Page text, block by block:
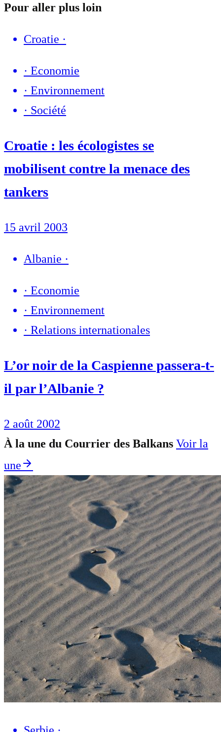
Pour aller plus loin
Croatie ·
· Economie
· Environnement
· Société
Croatie : les écologistes se
mobilisent contre la menace des
tankers
15 avril 2003
Albanie ·
· Economie
· Environnement
· Relations internationales
L’or noir de la Caspienne passera-t-
il par l’Albanie ?
2 août 2002
À la une du Courrier des Balkans Voir la
une